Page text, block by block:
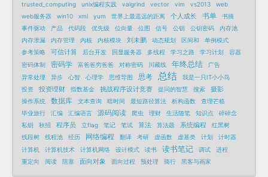
trusted_computing
unix编程实践 valgrind vector vim vs2013
web
web服务器
win10 xml yum 世界上最遥远的距离 个人成长 书单
书摘
事件驱动
产品 代码段 优先级 位向量 位图 信号 公钥 公钥密码
内存池
内存泄漏
内存管理 内核 内核模块 刘未鹏 动态规划 区间和
单例模式
参考策略
可信计算 后台开发 回显服务器 多线程 学习之路 学习计划
容器
密码体制
密码学 富爸爸穷爸爸 对称密码 川藏线 年终总结
广告
异常处理
异步 心智 心理学 思维导图 思考 总结
我是一只IT小小鸟
投资
投资理财 指数基金 挑战程序设计竞赛 提问的智慧 搜索 摄影
操作系统 数据库 文本查询 暗时间 最短路径算法 析构函数
查理芒格
毕业旅行
汇编 汇编语言 源码阅读 爬虫 理财 生活随笔 知识点
碎碎念
私钥
秋招 程序员 立flag 笔记 笔试 算法 算法题 系统编程
红黑树
线段树
线程池 经历 网络编程 翻译 考研 虚函数 虚基类 计划
计时器
计算机
计算机技术 计算机网络 设计模式 读书 读书笔记 调试
进程
重定向
阅读 阻塞 面向对象 面向过程 预处理 骑行 黑客与画家